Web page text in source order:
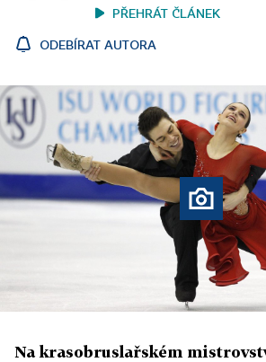
PŘEHRÁT ČLÁNEK
ODEBÍRAT AUTORA
Na krasobruslařském